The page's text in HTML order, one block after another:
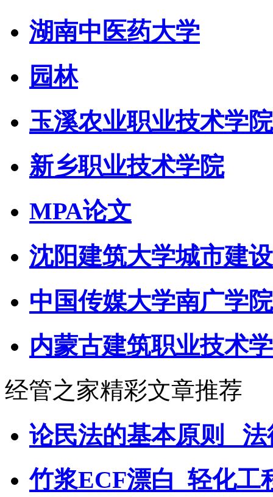
湖南中医药大学
园林
玉溪农业职业技术学院
新乡职业技术学院
MPA论文
沈阳建筑大学城市建
中国传媒大学南广学院
内蒙古建筑职业技术
经管之家精彩文章推荐
论民法的基本原则 _法
竹浆ECF漂白_轻化工